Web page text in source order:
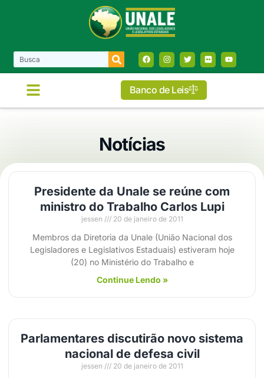
Banco de Leis
Notícias
Presidente da Unale se reúne com
ministro do Trabalho Carlos Lupi
jessen 20 de janeiro de 2011
Membros da Diretoria da Unale (União Nacional dos
Legisladores e Legislativos Estaduais) estiveram hoje
(20) no Ministério do Trabalho e
Continue Lendo »
Parlamentares discutirão novo sistema
nacional de defesa civil
jessen 20 de janeiro de 2011